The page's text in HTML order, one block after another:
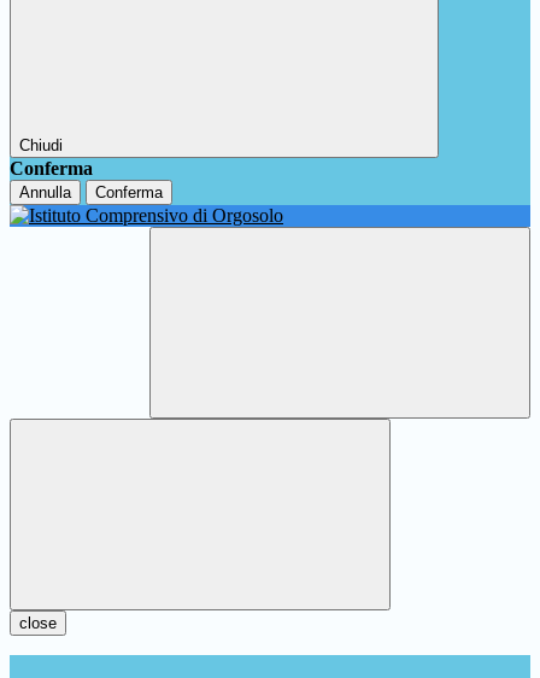
Chiudi
Conferma
Annulla Conferma
close